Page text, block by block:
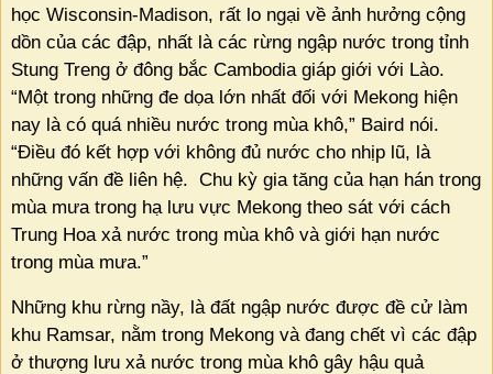
học Wisconsin-Madison, rất lo ngại về ảnh hưởng cộng
dồn của các đập, nhất là các rừng ngập nước trong tỉnh
Stung Treng ở đông bắc Cambodia giáp giới với Lào.
“Một trong những đe dọa lớn nhất đối với Mekong hiện
nay là có quá nhiều nước trong mùa khô,” Baird nói.
“Điều đó kết hợp với không đủ nước cho nhịp lũ, là
những vấn đề liên hệ. Chu kỳ gia tăng của hạn hán trong
mùa mưa trong hạ lưu vực Mekong theo sát với cách
Trung Hoa xả nước trong mùa khô và giới hạn nước
trong mùa mưa.”
Những khu rừng nầy, là đất ngập nước được đề cử làm
khu Ramsar, nằm trong Mekong và đang chết vì các đập
ở thượng lưu xả nước trong mùa khô gây hậu quả